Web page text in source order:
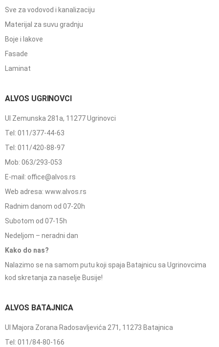
Sve za vodovod i kanalizaciju
Materijal za suvu gradnju
Boje i lakove
Fasade
Laminat
ALVOS UGRINOVCI
Ul Zemunska 281a, 11277 Ugrinovci
Tel: 011/377-44-63
Tel: 011/420-88-97
Mob: 063/293-053
E-mail: office@alvos.rs
Web adresa: www.alvos.rs
Radnim danom od 07-20h
Subotom od 07-15h
Nedeljom – neradni dan
Kako do nas?
Nalazimo se na samom putu koji spaja Batajnicu sa Ugrinovcima
kod skretanja za naselje Busije!
ALVOS BATAJNICA
Ul Majora Zorana Radosavljevića 271, 11273 Batajnica
Tel: 011/84-80-166